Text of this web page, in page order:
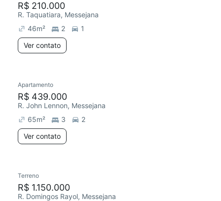
R$ 210.000
R. Taquatiara, Messejana
46m² 2
1
Ver contato
Apartamento
R$ 439.000
R. John Lennon, Messejana
65m² 3
2
Ver contato
Terreno
R$ 1.150.000
R. Domingos Rayol, Messejana